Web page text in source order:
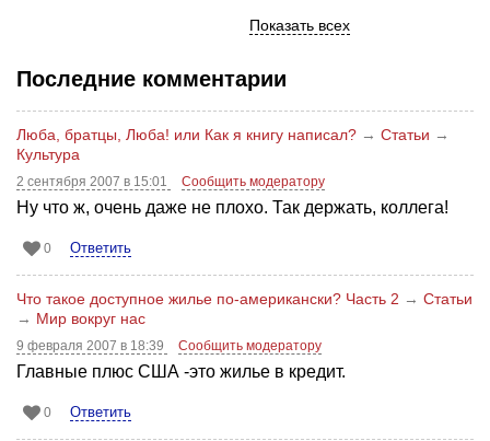
Показать всех
Последние комментарии
Люба, братцы, Люба! или Как я книгу написал? → Статьи →
Культура
2 сентября 2007 в 15:01 Сообщить модератору
Ну что ж, очень даже не плохо. Так держать, коллега!
0 Ответить
Что такое доступное жилье по-американски? Часть 2 → Статьи
→ Мир вокруг нас
9 февраля 2007 в 18:39 Сообщить модератору
Главные плюс США -это жилье в кредит.
0 Ответить